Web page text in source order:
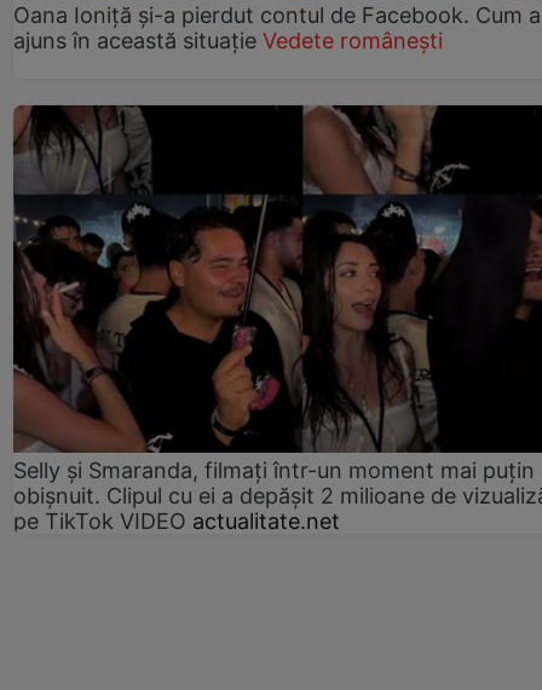
Oana Ioniță și-a pierdut contul de Facebook. Cum a
ajuns în această situație Vedete românești
Selly și Smaranda, filmați într-un moment mai puțin
obișnuit. Clipul cu ei a depășit 2 milioane de
pe TikTok VIDEO actualitate.net